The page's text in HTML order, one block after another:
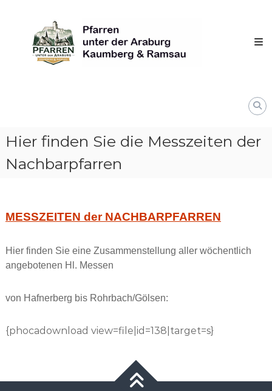
content
unter
derAraburg
Kaumberg
Hier finden Sie die Messzeiten der
Nachbarpfarren
MESSZEITEN der NACHBARPFARREN
Hier finden Sie eine Zusammenstellung aller wöchentlich
angebotenen Hl. Messen
von Hafnerberg bis Rohrbach/Gölsen:
{phocadownload view=file|id=138|target=s}